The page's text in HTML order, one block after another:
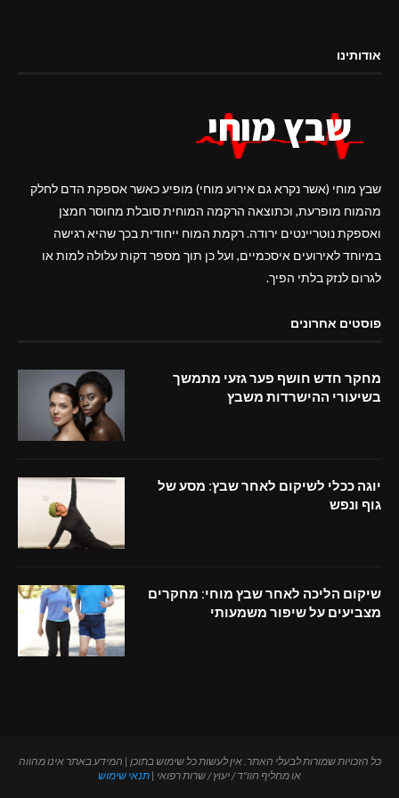
אודותינו
שבץ מוחי (אשר נקרא גם אירוע מוחי) מופיע כאשר אספקת הדם לחלק
מהמוח מופרעת, וכתוצאה הרקמה המוחית סובלת מחוסר חמצן
ואספקת נוטריינטים ירודה. רקמת המוח ייחודית בכך שהיא רגישה
במיוחד לאירועים איסכמיים, ועל כן תוך מספר דקות עלולה למות או
לגרום לנזק בלתי הפיך.
פוסטים אחרונים
מחקר חדש חושף פער גזעי מתמשך
בשיעורי ההישרדות משבץ
יוגה ככלי לשיקום לאחר שבץ: מסע של
גוף ונפש
שיקום הליכה לאחר שבץ מוחי: מחקרים
מצביעים על שיפור משמעותי
כל הזכויות שמורות לבעלי האתר. אין לעשות כל שימוש בתוכן | המידע באתר אינו מהווה
או מחליף חוו"ד / יעוץ / שרות רפואי | תנאי שימוש